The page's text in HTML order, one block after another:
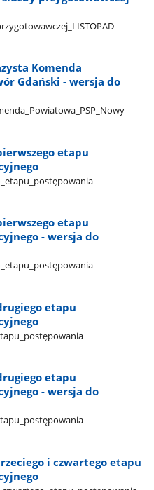
Komenda
Gdański - wersja do
etapu
etapu
- wersja do
etapu
etapu
- wersja do
i czwartego etapu